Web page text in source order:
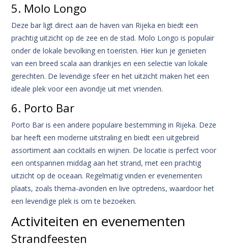
5. Molo Longo
Deze bar ligt direct aan de haven van Rijeka en biedt een
prachtig uitzicht op de zee en de stad. Molo Longo is populair
onder de lokale bevolking en toeristen. Hier kun je genieten
van een breed scala aan drankjes en een selectie van lokale
gerechten. De levendige sfeer en het uitzicht maken het een
ideale plek voor een avondje uit met vrienden.
6. Porto Bar
Porto Bar is een andere populaire bestemming in Rijeka. Deze
bar heeft een moderne uitstraling en biedt een uitgebreid
assortiment aan cocktails en wijnen. De locatie is perfect voor
een ontspannen middag aan het strand, met een prachtig
uitzicht op de oceaan. Regelmatig vinden er evenementen
plaats, zoals thema-avonden en live optredens, waardoor het
een levendige plek is om te bezoeken.
Activiteiten en evenementen
Strandfeesten